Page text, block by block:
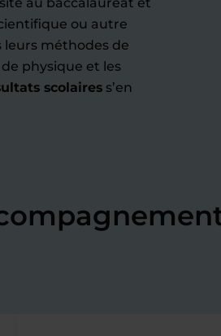
ou autre
leurs méthodes de
physique et les
scolaires s’en